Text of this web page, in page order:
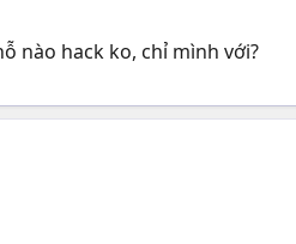
nào hack ko, chỉ mình với?